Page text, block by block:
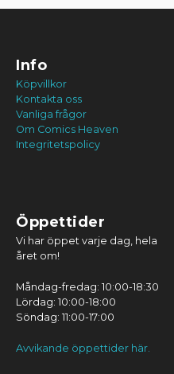
Info
Köpvillkor
Kontakta oss
Vanliga frågor
Om Comics Heaven
Integritetspolicy
Öppettider
Vi har öppet varje dag, hela
året om!
Måndag-fredag: 10:00-18:30
Lördag: 10:00-18:00
Söndag: 11:00-17:00
Avvikande öppettider här.